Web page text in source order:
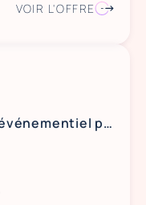
VOIR L'OFFRE
Hôtes/hôtesses d'accueil événementiel pour l'Aréna Loire